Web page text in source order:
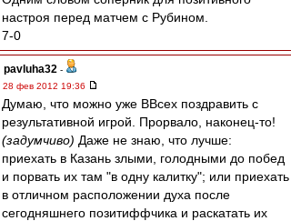
настроя перед матчем с Рубином.
7-0
pavluha32 -
28 фев 2012 19:36
Думаю, что можно уже ВВсех поздравить с
результативной игрой. Прорвало, наконец-то!
(задумчиво) Даже не знаю, что лучше:
приехать в Казань злыми, голодными до побед
и порвать их там "в одну калитку"; или приехать
в отличном расположении духа после
сегодняшнего позитиффчика и раскатать их